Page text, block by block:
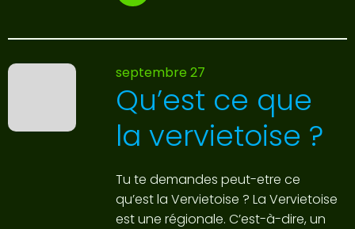
septembre 27
Qu’est ce que
la vervietoise ?
Tu te demandes peut-etre ce
qu’est la Vervietoise ? La Vervietoise
est une régionale. C’est-à-dire, un